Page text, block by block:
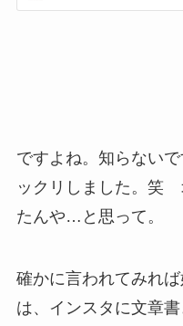
ですよね。知らない
ックリしました。笑
たんや…と思って。
確かに言われてみれ
は、インスタに文章